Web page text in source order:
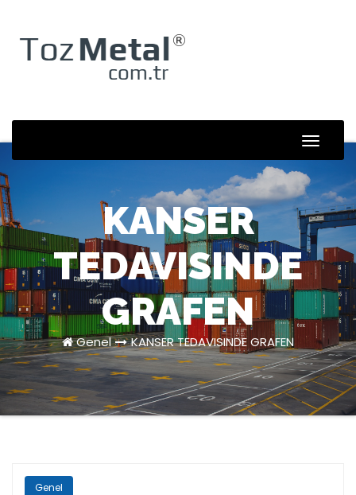
content
Toggle
KANSER
TEDAVISINDE
GRAFEN
Genel KANSER TEDAVISINDE GRAFEN
Genel